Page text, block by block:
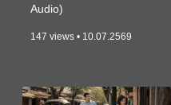
Audio)
147 views • 10.07.2569